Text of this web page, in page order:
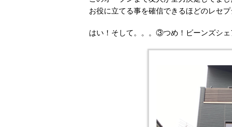
お役に立てる事を確信できるほどのレセ
はい！そして。。。③つめ！ビーンズシ